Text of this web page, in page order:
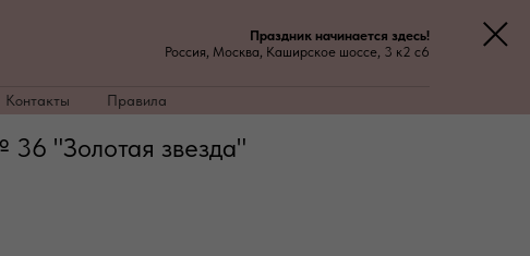
Праздник начинается здесь!
Россия, Москва, Каширское шоссе, 3 к2 с6
Контакты Правила
"Золотая звезда"